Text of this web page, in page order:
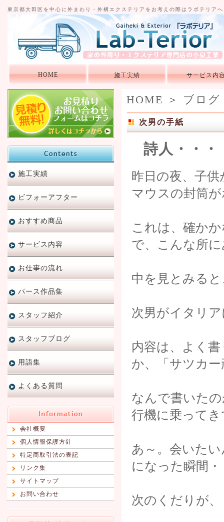
東京都大田区を中心に外まわり・外構エクステリアをお考えの際はラボテリア
HOME 施工実績 サービス内
HOME ＞ ブログ
次男の手紙
詩人・・・
昨日の夜、子
マウスの封筒
これは、確か
で、こんな所
中を見とみる
次男がイタリ
内容は、よく
か、「サツカ
なんで書いた
行機に乗って
あ～。会いた
になった瞬間・
次のくだりが
施工実績
ビフォーアフター
おすすめ商品
サービス内容
お仕事の流れ
パース作品集
スタッフ紹介
スタッフブログ
用語集
よくある質問
会社概要
個人情報保護方針
特定商取引法の表記
リンク集
サイトマップ
お問い合わせ